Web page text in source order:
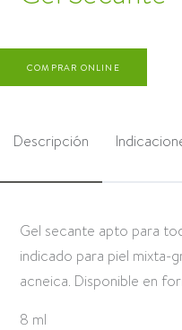
COMPRAR ONLINE
Descripción
Gel secante apto para
indicado para piel mixta-
acneica. Disponible en
8 ml